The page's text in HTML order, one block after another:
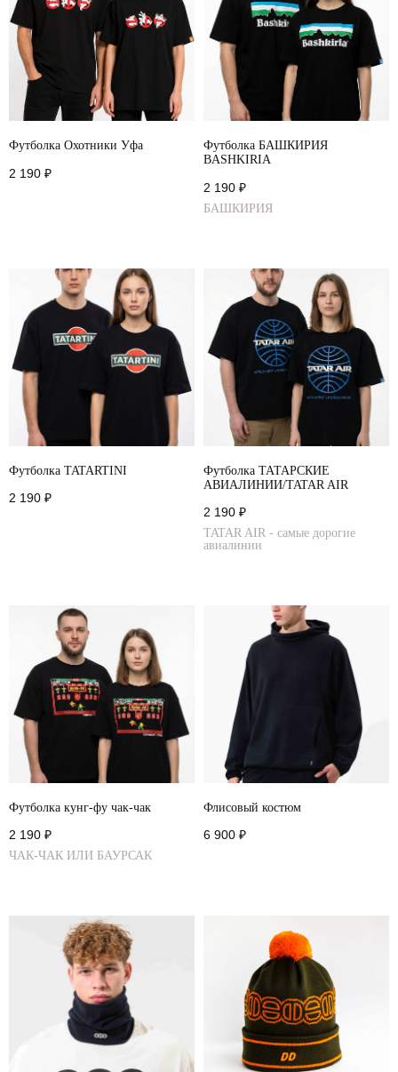
Футболка Охотники Уфа
2 190 ₽
Футболка БАШКИРИЯ
BASHKIRIA
2 190 ₽
БАШКИРИЯ
Футболка TATARTINI
2 190 ₽
Футболка ТАТАРСКИЕ
АВИАЛИНИИ/TATAR AIR
2 190 ₽
TATAR AIR - самые дорогие
авиалинии
Футболка кунг-фу чак-чак
2 190 ₽
ЧАК-ЧАК ИЛИ БАУРСАК
Флисовый костюм
6 900 ₽